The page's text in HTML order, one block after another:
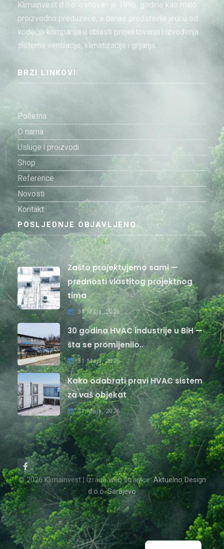
Klimainvest d.o.o. osnovan je 1996. godine kao malo
proizvodno preduzeće, a danas predstavlja jednu od
vodećih kompanija u oblasti projektovanja i izvođenja
sistema ventilacije, klimatizacije i grijanja.
BRZI LINKOVI
Početna
O nama
Usluge i proizvodi
Shop
Reference
Novosti
Kontakt
POSLJEDNJE OBJAVLJENO
Zašto projektujemo sami —
prednosti vlastitog projektnog
tima
31 Maja, 2026
30 godina HVAC industrije u BiH —
šta se promijenilo..
31 Maja, 2026
Kako odabrati pravi HVAC sistem
za vaš objekat
31 Maja, 2026
© 2026 Klimainvest | Izrada web stranice:Aktuelno Design
d.o.o. Sarajevo